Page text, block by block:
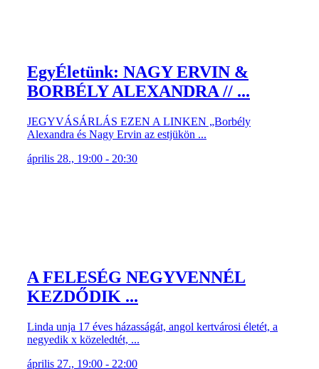
EgyÉletünk: NAGY ERVIN &
BORBÉLY ALEXANDRA // ...
JEGYVÁSÁRLÁS EZEN A LINKEN „Borbély
Alexandra és Nagy Ervin az estjükön ...
április 28., 19:00 - 20:30
A FELESÉG NEGYVENNÉL
KEZDŐDIK ...
Linda unja 17 éves házasságát, angol kertvárosi életét, a
negyedik x közeledtét, ...
április 27., 19:00 - 22:00